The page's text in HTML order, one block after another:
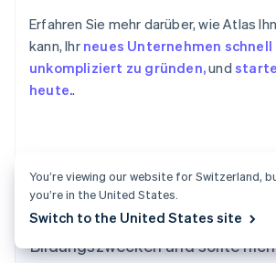
Erfahren Sie mehr darüber, wie Atlas
kann, Ihr neues Unternehmen schnell
unkompliziert zu gründen,und
heute..
Der Inhalt dieses Artikels dient
allgemeinen Informations- und
Bildungszwecken und sollte
Australien
You’re viewing our website for Switzerland,
you’re in the United States.
Switch to the United States site